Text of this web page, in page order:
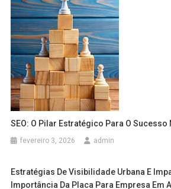
SEO: O Pilar Estratégico Para O Sucesso
fevereiro 3, 2026 admin
Estratégias De Visibilidade Urbana E
Importância Da Placa Para Empresa Em